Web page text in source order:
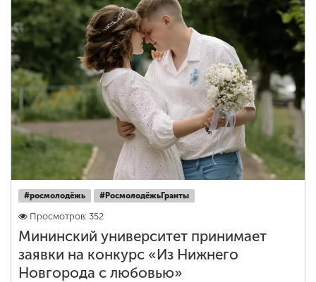
#росмолодёжь #РосмолодëжьГранты
Просмотров: 352
Мининский университет принимает
заявки на конкурс «Из Нижнего
Новгорода с любовью»